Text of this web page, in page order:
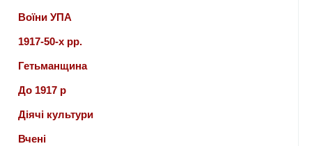
Воїни УПА
1917-50-х рр.
Гетьманщина
До 1917 р
Діячі культури
Вчені